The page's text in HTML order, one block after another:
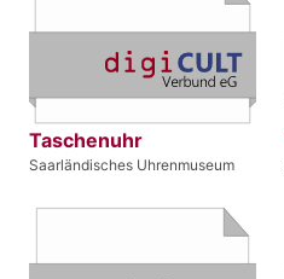
Taschenuhr
Saarländisches Uhrenmuseum